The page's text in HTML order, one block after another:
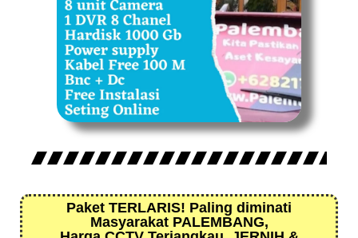
Paket TERLARIS! Paling diminati
Masyarakat PALEMBANG,